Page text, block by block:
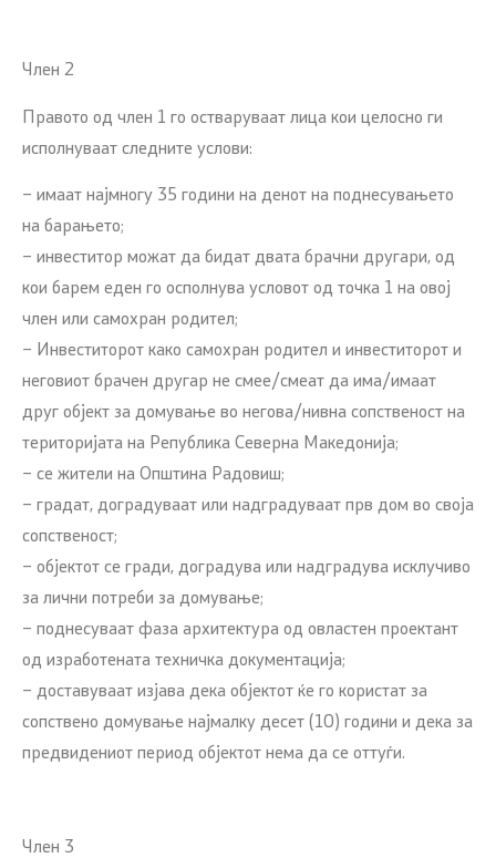
Член 2
Правото од член 1 го остваруваат лица кои целосно ги
исполнуваат следните услови:
– имаат најмногу 35 години на денот на поднесувањето
на барањето;
– инвеститор можат да бидат двата брачни другари, од
кои барем еден го осполнува условот од точка 1 на овој
член или самохран родител;
– Инвеститорот како самохран родител и инвеститорот и
неговиот брачен другар не смее/смеат да има/имаат
друг објект за домување во негова/нивна сопственост на
територијата на Република Северна Македонија;
– се жители на Општина Радовиш;
– градат, доградуваат или надградуваат прв дом во своја
сопственост;
– објектот се гради, доградува или надградува исклучиво
за лични потреби за домување;
– поднесуваат фаза архитектура од овластен проектант
од изработената техничка документација;
– доставуваат изјава дека објектот ќе го користат за
сопствено домување најмалку десет (10) години и дека за
предвидениот период објектот нема да се оттуѓи.
Член 3